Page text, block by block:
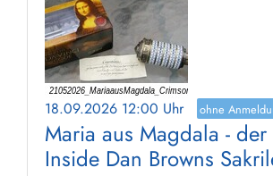
18.09.2026 12:00 Uhr ohne
Maria aus Magdala -
Inside Dan Browns